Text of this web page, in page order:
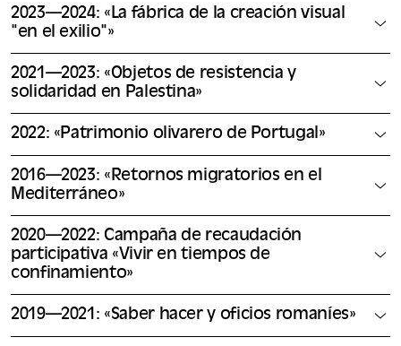
2023—2024: «La fábrica de la creación visual
"en el exilio"»
2021—2023: «Objetos de resistencia y
solidaridad en Palestina»
2022: «Patrimonio olivarero de Portugal»
2016—2023: «Retornos migratorios en el
Mediterráneo»
2020—2022: Campaña de recaudación
participativa «Vivir en tiempos de
confinamiento»
2019—2021: «Saber hacer y oficios romaníes»